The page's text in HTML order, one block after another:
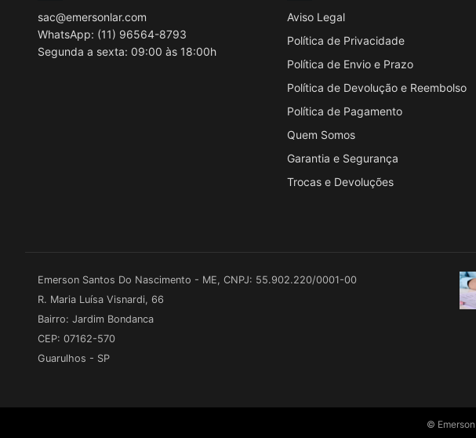
sac@emersonlar.com
WhatsApp: (11) 96564-8793
Segunda a sexta: 09:00 às 18:00h
Aviso Legal
Política de Privacidade
Política de Envio e Prazo
Política de Devolução e Reembolso
Política de Pagamento
Quem Somos
Garantia e Segurança
Trocas e Devoluções
Emerson Santos Do Nascimento - ME, CNPJ: 55.902.220/0001-00
R. Maria Luísa Visnardi, 66
Bairro: Jardim Bondanca
CEP: 07162-570
Guarulhos - SP
©